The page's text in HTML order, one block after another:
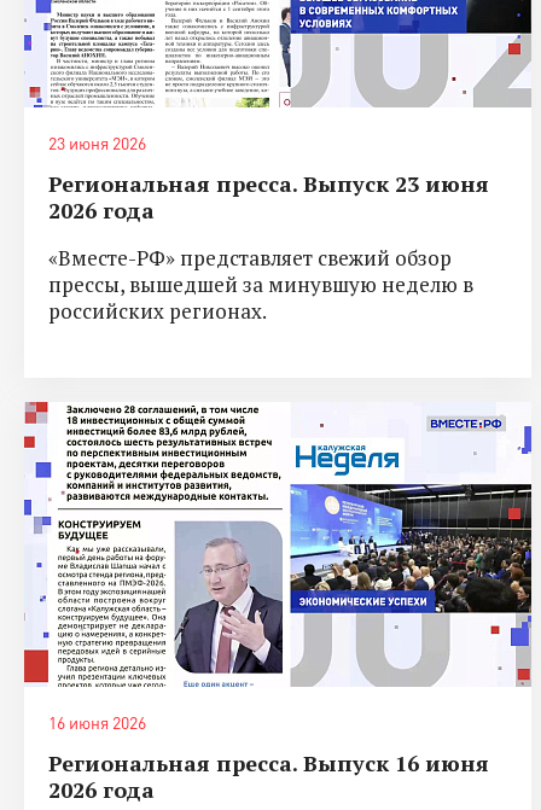
23 июня 2026
Региональная пресса. Выпуск 23 июня
2026 года
«Вместе-РФ» представляет свежий обзор
прессы, вышедшей за минувшую неделю в
российских регионах.
16 июня 2026
Региональная пресса. Выпуск 16 июня
2026 года